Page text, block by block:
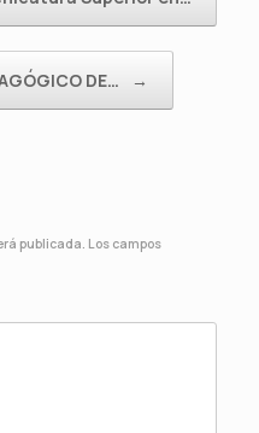
DE… →
publicada. Los campos